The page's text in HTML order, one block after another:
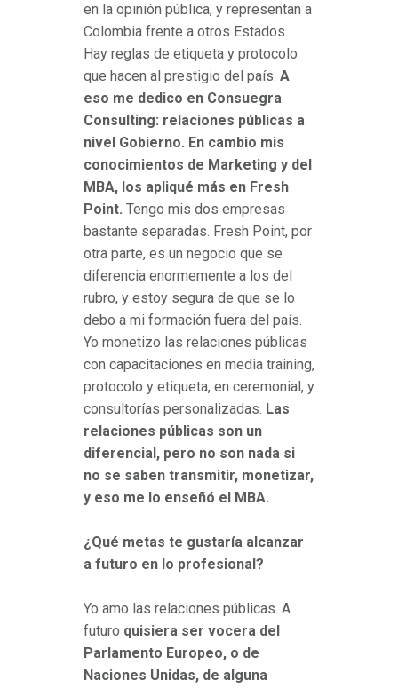
en la opinión pública, y representan a
Colombia frente a otros Estados.
Hay reglas de etiqueta y protocolo
que hacen al prestigio del país. A
eso me dedico en Consuegra
Consulting: relaciones públicas a
nivel Gobierno. En cambio mis
conocimientos de Marketing y del
MBA, los apliqué más en Fresh
Point. Tengo mis dos empresas
bastante separadas. Fresh Point, por
otra parte, es un negocio que se
diferencia enormemente a los del
rubro, y estoy segura de que se lo
debo a mi formación fuera del país.
Yo monetizo las relaciones públicas
con capacitaciones en media training,
protocolo y etiqueta, en ceremonial, y
consultorías personalizadas. Las
relaciones públicas son un
diferencial, pero no son nada si
no se saben transmitir, monetizar,
y eso me lo enseñó el MBA.
¿Qué metas te gustaría alcanzar
a futuro en lo profesional?
Yo amo las relaciones públicas. A
futuro quisiera ser vocera del
Parlamento Europeo, o de
Naciones Unidas, de alguna